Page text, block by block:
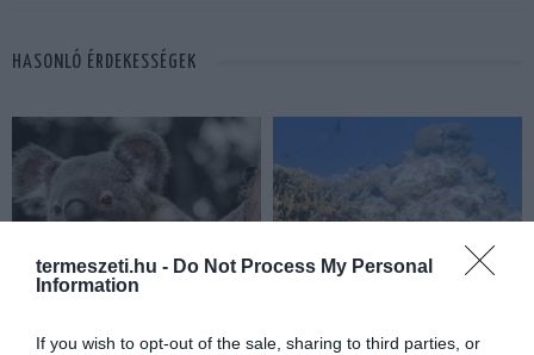
termeszeti.hu - Do Not Process My Personal
Information
If you wish to opt-out of the sale, sharing to third parties, or
HASONLÓ ÉRDEKESSÉGEK